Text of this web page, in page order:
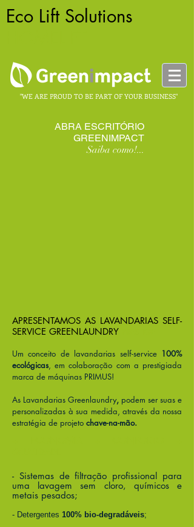
Eco Lift Solutions
"WE ARE PROUD TO BE PART OF YOUR BUSINESS"
ABRA ESCRITÓRIO
GREENIMPACT
Saiba como!...
APRESENTAMOS AS LAVANDARIAS SELF-
SERVICE GREENLAUNDRY
Um conceito de lavandarias self-service 100%
ecológicas, em colaboração com a prestigiada
marca de máquinas PRIMUS!
As Lavandarias Greenlaundry, podem ser suas e
personalizadas à sua medida, através da nossa
estratégia de projeto chave-na-mão.
- Sistemas de filtração profissional para
uma lavagem sem cloro, químicos e
metais pesados;
- Detergentes 100% bio-degradáveis;